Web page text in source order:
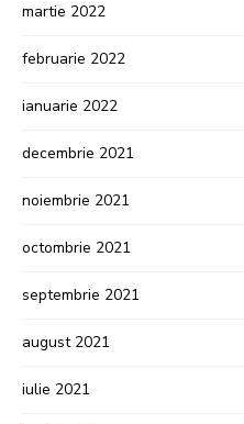
martie 2022
februarie 2022
ianuarie 2022
decembrie 2021
noiembrie 2021
octombrie 2021
septembrie 2021
august 2021
iulie 2021